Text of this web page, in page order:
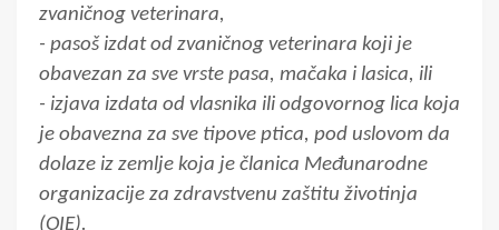
zvaničnog veterinara,
- pasoš izdat od zvaničnog veterinara koji je
obavezan za sve vrste pasa, mačaka i lasica, ili
- izjava izdata od vlasnika ili odgovornog lica koja
je obavezna za sve tipove ptica, pod uslovom da
dolaze iz zemlje koja je članica Međunarodne
organizacije za zdravstvenu zaštitu životinja
(OIE).